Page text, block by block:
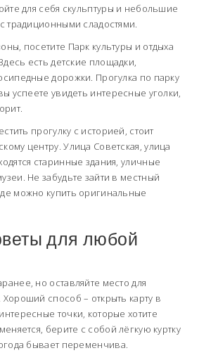
для себя скульптуры и небольшие
традиционными сладостями.
посетите Парк культуры и отдыха
есть детские площадки,
дорожки. Прогулка по парку
успеете увидеть интересные уголки,
прогулку с историей, стоит
центру. Улица Советская, улица
старинные здания, уличные
Не забудьте зайти в местный
можно купить оригинальные
для любой
но оставляйте место для
способ – открыть карту в
точки, которые хотите
берите с собой лёгкую куртку
бывает переменчива.